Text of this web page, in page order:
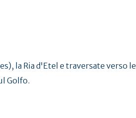
la Ria d'Etel e traversate verso le
Golfo.